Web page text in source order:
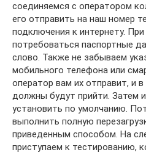
соединяемся с оператором
его отправить на наш номер
подключения к интернету.
потребоваться паспортные
слово. Также не забываем
мобильного телефона или
оператор вам их отправит, и
должны будут прийти. Затем
установить по умолчанию.
выполнить полную
приведенным способом. На
приступаем к тестированию,